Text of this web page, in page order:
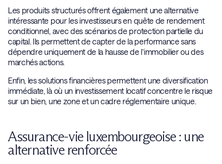
Les produits structurés offrent également une alternative
intéressante pour les investisseurs en quête de rendement
conditionnel, avec des scénarios de protection partielle du
capital. Ils permettent de capter de la performance sans
dépendre uniquement de la hausse de l’immobilier ou des
marchés actions.
Enfin, les solutions financières permettent une diversification
immédiate, là où un investissement locatif concentre le risque
sur un bien, une zone et un cadre réglementaire unique.
Assurance-vie luxembourgeoise : une
alternative renforcée